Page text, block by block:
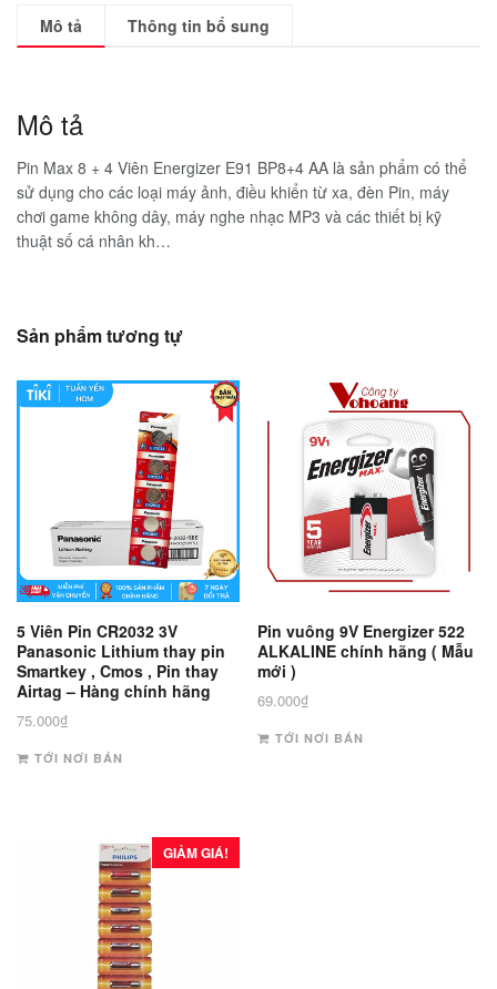
Mô tả Thông tin bổ sung
Mô tả
Pin Max 8 + 4 Viên Energizer E91 BP8+4 AA là sản phẩm có thể
sử dụng cho các loại máy ảnh, điều khiển từ xa, đèn Pin, máy
chơi game không dây, máy nghe nhạc MP3 và các thiết bị kỹ
thuật số cá nhân kh…
Sản phẩm tương tự
5 Viên Pin CR2032 3V
Panasonic Lithium thay pin
Smartkey , Cmos , Pin thay
Airtag – Hàng chính hãng
75.000₫
TỚI NƠI BÁN
Pin vuông 9V Energizer 522
ALKALINE chính hãng ( Mẫu
mới )
69.000₫
TỚI NƠI BÁN
GIẢM GIÁ!